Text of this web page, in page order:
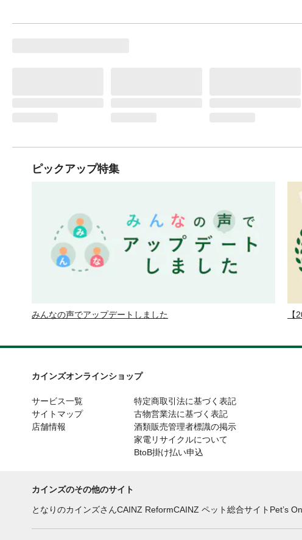
ピックアップ特集
みんなの声でアップデートしました
カインズオンラインショップ
サービス一覧
サイトマップ
店舗情報
特定商取引法に基づく表記
古物営業法に基づく表記
酒類販売管理者標識の掲示
家電リサイクルについて
BtoB掛け払い申込
カインズのその他のサイト
となりのカインズさんCAINZ ReformCAINZ ペット総合サイト Pet’s